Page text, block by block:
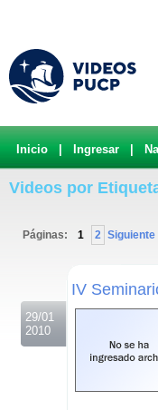
Inicio Ingresar
Videos por
Páginas: 1 2 Siguiente
29/01
2010
IV